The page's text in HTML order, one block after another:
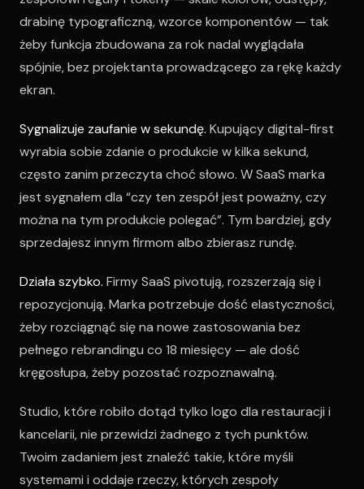
drabinę typograficzną, wzorce komponentów — tak
żeby funkcja zbudowana za rok nadal wyglądała
spójnie, bez projektanta prowadzącego za rękę każdy
ekran.
Sygnalizuje zaufanie w sekundę. Kupujący digital-first
wyrabia sobie zdanie o produkcie w kilka sekund,
często zanim przeczyta choć słowo. W SaaS marka
jest sygnałem dla “czy ten zespół jest poważny, czy
można na tym produkcie polegać”. Tym bardziej, gdy
sprzedajesz innym firmom albo zbierasz rundę.
Działa szybko. Firmy SaaS pivotują, rozszerzają się i
repozycjonują. Marka potrzebuje dość elastyczności,
żeby rozciągnąć się na nowe zastosowania bez
pełnego rebrandingu co 18 miesięcy — ale dość
kręgosłupa, żeby pozostać rozpoznawalną.
Studio, które robiło dotąd tylko logo dla restauracji i
kancelarii, nie przewidzi żadnego z tych punktów.
Twoim zadaniem jest znaleźć takie, które myśli
systemami i oddaje rzeczy, których zespoły